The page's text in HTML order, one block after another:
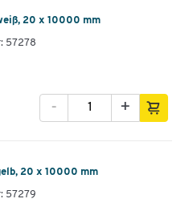
20 x 10000 mm
57278
+
-
20 x 10000 mm
57279